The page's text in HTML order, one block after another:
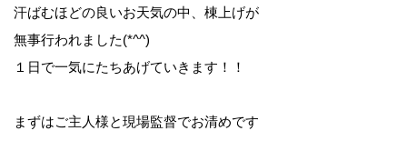
汗ばむほどの良いお天気の中、棟上げが
無事行われました(*^^)
１日で一気にたちあげていきます！！
まずはご主人様と現場監督でお清めです